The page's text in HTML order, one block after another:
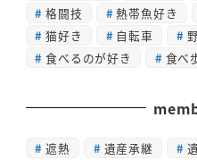
格闘技
熱帯魚好き
猫好き
自転車
食べるのが好き
食べ
遮熱 遺産承継